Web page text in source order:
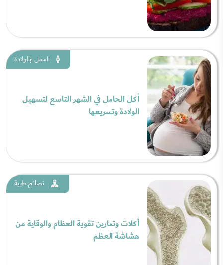
الحمل والولادة
أكل الحامل في الشهر التاسع لتسهيل
الولادة وتسريعها
نصائح طبية
أكلات وتمارين تقوية العظام والوقاية من
هشاشة العظم